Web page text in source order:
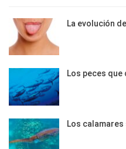
La evolución
Los peces
Los